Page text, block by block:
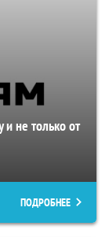
и не только от
ПОДРОБНЕЕ